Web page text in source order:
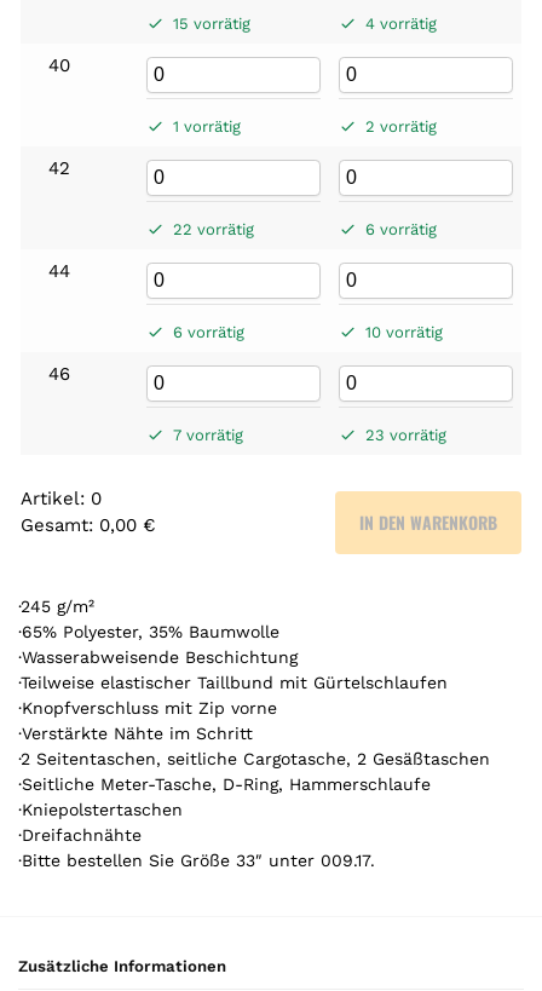
15 vorrätig 4 vorrätig
40
1 vorrätig 2 vorrätig
42
22 vorrätig 6 vorrätig
44
6 vorrätig 10 vorrätig
46
7 vorrätig 23 vorrätig
Artikel: 0
Gesamt: 0,00 €
r
t
i
k
e
l
.
Y
o
u
r
a
IN DEN WARENKORB
·245 g/m²
·65% Polyester, 35% Baumwolle
·Wasserabweisende Beschichtung
·Teilweise elastischer Taillbund mit Gürtelschlaufen
·Knopfverschluss mit Zip vorne
·Verstärkte Nähte im Schritt
·2 Seitentaschen, seitliche Cargotasche, 2 Gesäßtaschen
·Seitliche Meter-Tasche, D-Ring, Hammerschlaufe
·Kniepolstertaschen
·Dreifachnähte
·Bitte bestellen Sie Größe 33″ unter 009.17.
Zusätzliche Informationen